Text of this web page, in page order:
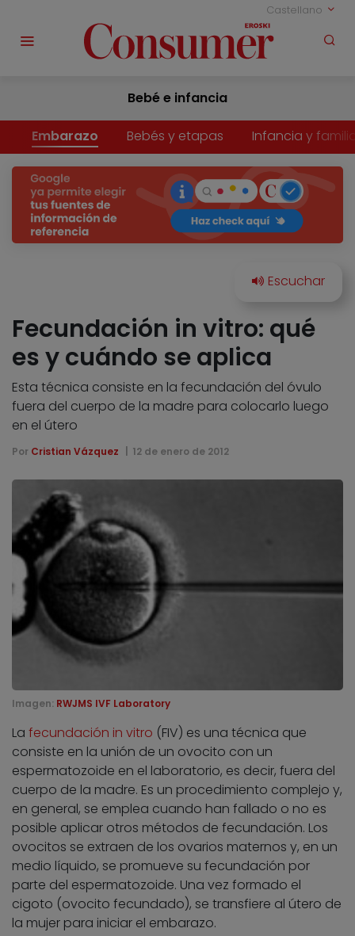
Castellano
Bebé e infancia
Embarazo Bebés y etapas Infancia y
Fecundación in vitro: qué
es y cuándo se aplica
Esta técnica consiste en la fecundación del óvulo
fuera del cuerpo de la madre para colocarlo luego
en el útero
Por Cristian Vázquez 12 de enero de 2012
Imagen: RWJMS IVF Laboratory
La fecundación in vitro (FIV) es una técnica que
consiste en la unión de un ovocito con un
espermatozoide en el laboratorio, es decir, fuera del
cuerpo de la madre. Es un procedimiento complejo y,
en general, se emplea cuando han fallado o no es
posible aplicar otros métodos de fecundación. Los
ovocitos se extraen de los ovarios maternos y, en un
medio líquido, se promueve su fecundación por
parte del espermatozoide. Una vez formado el
cigoto (ovocito fecundado), se transfiere al útero de
la mujer para iniciar el embarazo.